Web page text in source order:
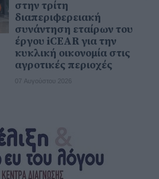
στην τρίτη
διαπεριφερειακή
συνάντηση εταίρων του
έργου iCEAR για την
κυκλική οικονομία στις
αγροτικές περιοχές
07 Αυγούστου 2026